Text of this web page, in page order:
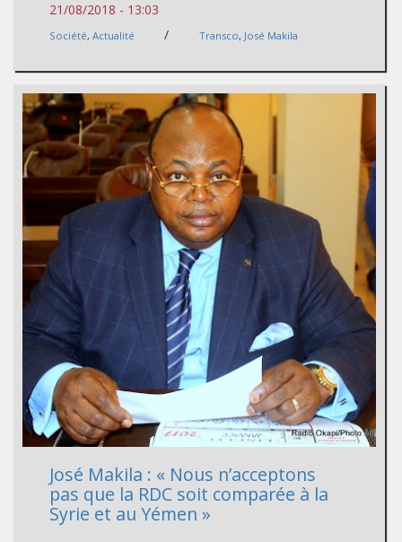
21/08/2018 - 13:03
Société, Actualité / Transco, José Makila
José Makila : « Nous n’acceptons
pas que la RDC soit comparée à la
Syrie et au Yémen »